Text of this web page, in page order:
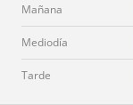
Mañana
Mediodía
Tarde